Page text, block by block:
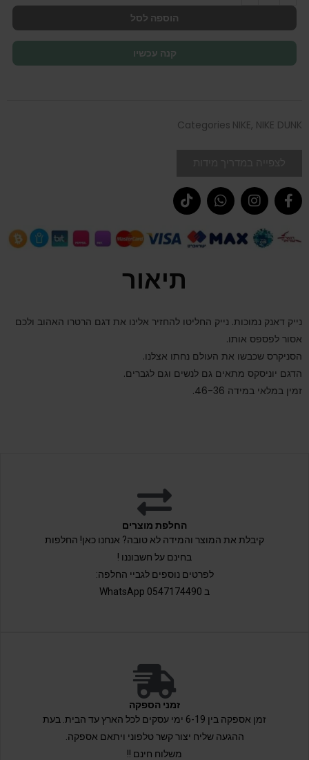
הוספה לסל
קנה עכשיו
Categories NIKE, NIKE DUNK
תיאור
נייק דאנק נמוכות. נייק החליטו להחזיר אלינו את דגם הרטרו האהוב ולכם
אסור לפספס אותו.
הסניקרס שכבשו את העולם נחתו אצלנו.
הדגם יוניסקס מתאים גם לנשים וגם לגברים.
זמין במלאי במידה 46-36.
החלפת מוצרים
קיבלת את המוצר והמידה לא טובה? אנחנו כאן! החלפות
בחינם על חשבוננו !
לפרטים נוספים לגביי החלפה:
ב 0547174490 WhatsApp
זמני הספקה
זמן אספקה בין 6-19 ימי עסקים לכל הארץ עד הבית. בעת
ההגעה שליח יצור קשר טלפוני ויתאם אספקה.
משלוח חינם !!